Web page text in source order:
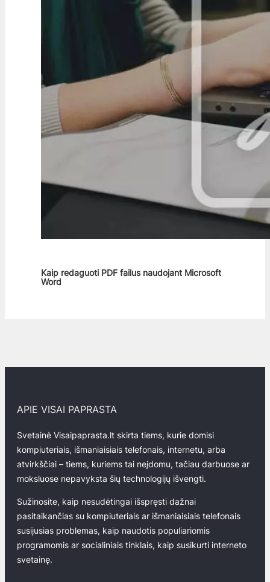
Kaip redaguoti PDF failus naudojant Microsoft
Word
APIE VISAI PAPRASTA
Svetainė Visaipaprasta.lt skirta tiems, kurie domisi
kompiuteriais, išmaniaisiais telefonais, internetu, arba
atvirkščiai – tiems, kuriems tai neįdomu, tačiau darbuose ar
moksluose nepavyksta šių technologijų išvengti.
Sužinosite, kaip nesudėtingai išspręsti dažnai
pasitaikančias su kompiuteriais ar išmaniaisiais telefonais
susijusias problemas, kaip naudotis populiariomis
programomis ar socialiniais tinklais, kaip susikurti interneto
svetainę.